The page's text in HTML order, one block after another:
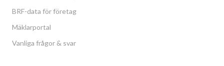
BRF-data för företag
Mäklarportal
Vanliga frågor & svar